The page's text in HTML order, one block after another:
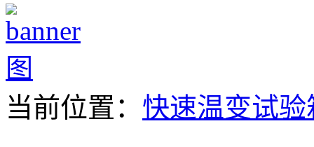
当前位置： 快速温变试验